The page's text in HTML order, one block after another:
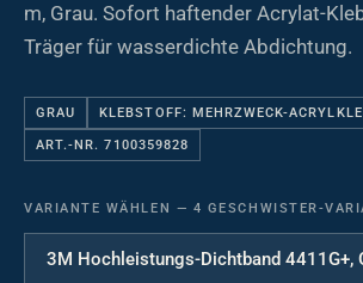
m, Grau. Sofort haftender Acrylat-
Träger für wasserdichte Abdichtung.
GRAU KLEBSTOFF: MEHRZWECK-
ART.-NR. 7100359828
VARIANTE WÄHLEN — 4 GESCHWISTER-